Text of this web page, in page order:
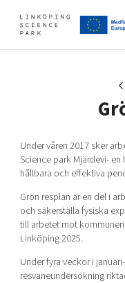
Find your network
Artificial intelligence
Cybersecurity
Internet of Things
Manufacturing
Develop your
About
Under våren 2017 sker
Science park Mjärdevi-
hållbara och effektiva
Grön resplan är en del i
och säkerställa fysiska
till arbetet mot
Linköping 2025.
Under fyra veckor i
resvaneundersökning